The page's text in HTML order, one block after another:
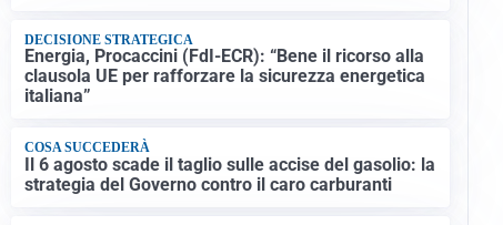
DECISIONE STRATEGICA
Energia, Procaccini (FdI-ECR): “Bene il ricorso alla
clausola UE per rafforzare la sicurezza energetica
italiana”
COSA SUCCEDERÀ
Il 6 agosto scade il taglio sulle accise del gasolio: la
strategia del Governo contro il caro carburanti